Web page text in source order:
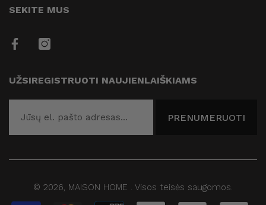
Privatumo politika
Taisyklės
Blogas
Kuriame Jūsų namų jaukumą
SEKITE MUS
UŽSIREGISTRUOTI NAUJIENLAIŠKIAMS
PRENUMERUOTI
© 2026, MAISON HOME . Visos teisės saugomos.